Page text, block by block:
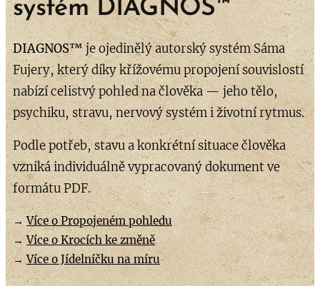
systém DIAGNOS™
DIAGNOS™je ojedinělý autorský systém Sáma
Fujery, který díky křížovému propojení souvislostí
nabízí celistvý pohled na člověka — jeho tělo,
psychiku, stravu, nervový systém i životní rytmus.
Podle potřeb, stavu a konkrétní situace člověka
vzniká individuálně vypracovaný dokument ve
formátu PDF.
→Více o Propojeném pohledu
→Více o Krocích ke změně
→Více o Jídelníčku na míru